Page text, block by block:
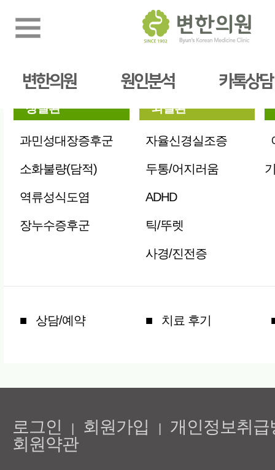
변한의원 원인분석 카톡상담
진료과목전체보
장질환
과민성대장증후군
소화불량(담적)
역류성식도염
장누수증후군
뇌질환
자율신경실조증
두통/어지러움
ADHD
틱/뚜렛
사경/진전증
■ 상담/예약 ■ 치료 후기
로그인 회원가입
개인정보취급
회원약관